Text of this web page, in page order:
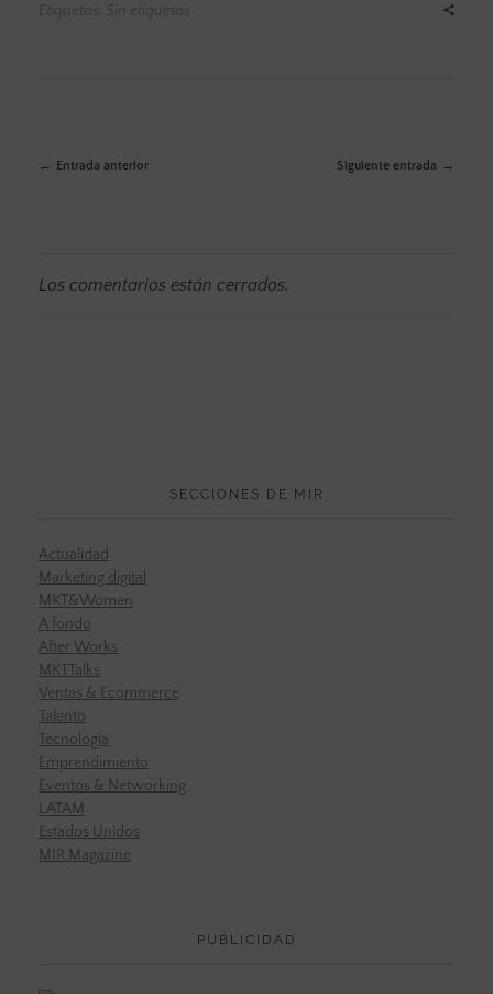
Etiquetas: Sin etiquetas
Entrada anterior Siguiente entrada
Los comentarios están cerrados.
SECCIONES DE MIR
Actualidad
Marketing digital
MKT&Women
A fondo
After Works
MKTTalks
Ventas & Ecommerce
Talento
Tecnología
Emprendimiento
Eventos & Networking
LATAM
Estados Unidos
MIR Magazine
PUBLICIDAD